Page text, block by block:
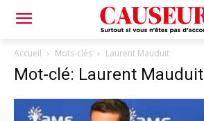
Accueil Mots-clés Laurent Mauduit
Mot-clé: Laurent Mauduit